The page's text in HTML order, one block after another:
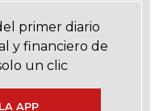
primer diario
y financiero de
un clic
APP